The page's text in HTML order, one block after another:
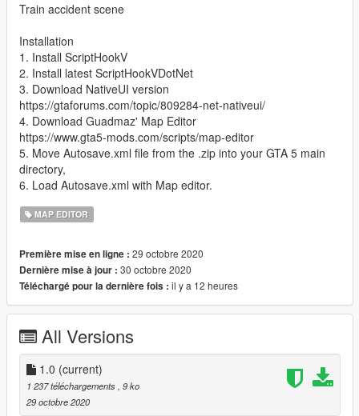
Train accident scene
Installation
1. Install ScriptHookV
2. Install latest ScriptHookVDotNet
3. Download NativeUI version
https://gtaforums.com/topic/809284-net-nativeui/
4. Download Guadmaz' Map Editor
https://www.gta5-mods.com/scripts/map-editor
5. Move Autosave.xml file from the .zip into your GTA 5 main
directory,
6. Load Autosave.xml with Map editor.
MAP EDITOR
Première mise en ligne : 29 octobre 2020
Dernière mise à jour : 30 octobre 2020
Téléchargé pour la dernière fois : il y a 12 heures
All Versions
1.0 (current)
1 237 téléchargements, 9 ko
29 octobre 2020